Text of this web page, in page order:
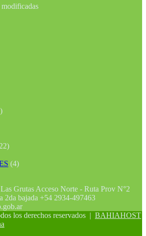
(4)
Grutas Acceso Norte - Ruta Prov N°2
2da bajada +54 2934-497463
los derechos reservados | BAHIAHOST